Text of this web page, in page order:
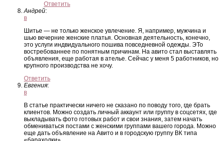
Ответить
Андрей:
в
Шитье — не только женское увлечение. Я, например, мужчина и
шью вечерние женские платья. Основная деятельность, конечно,
это услуги индвидуального пошива повседневной одежды. ЭТо
востребованнее по понятным причинам. На авито стал выставлять
объявления, еще работая в ателье. Сейчас у меня 5 работников, но
крупного производства не хочу.
Ответить
Евгения:
в
В статье практически ничего не сказано по поводу того, где брать
клиентов. Можно создать личный аккаунт или группу в соцсетях, где
выкладывать фото готовых работ и свои знания, затем начать
обмениваться постами с женскими группами вашего города. Можно
еще дать объявление на Авито и в городскую группу ВК типа